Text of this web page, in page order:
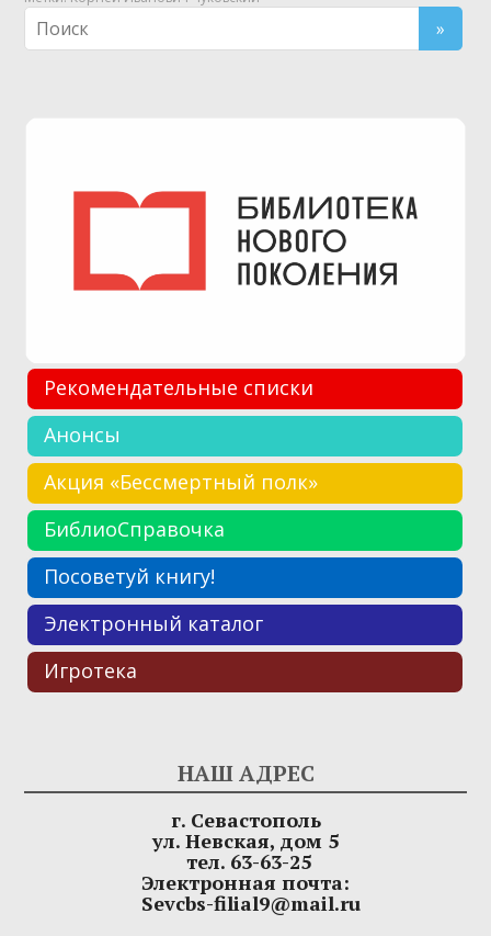
Рекомендательные списки
Анонсы
Акция «Бессмертный полк»
БиблиоСправочка
Посоветуй книгу!
Электронный каталог
Игротека
НАШ АДРЕС
г. Севастополь
ул. Невская, дом 5
тел. 63-63-25
Электронная почта:
Sevcbs-filial9@mail.ru